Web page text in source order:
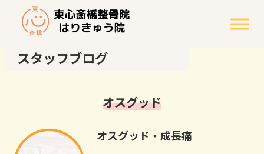
スタッフブログ
STAFF BLOG
オスグッド
オスグッド・成長痛